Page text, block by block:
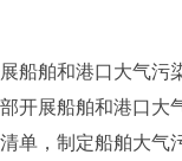
船舶和港口大气污
开展船舶和港口大
，制定船舶大气